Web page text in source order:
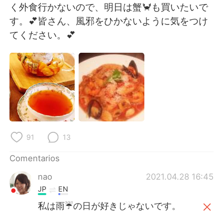
Indonesia Italiano
Türkçe
Português
く外食行かないので、明日は蟹🦀も買いたいで
す。💕皆さん、風邪をひかないように気をつけ
てください。💕
91 13
Comentarios
nao
2021.04.28 16:45
JP EN
私は雨☔️の日が好きじゃないです。